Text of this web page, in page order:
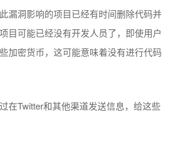
漏洞影响的项目已经有时间删除代码并
目可能已经没有开发人员了，即使用户
加密货币，这可能意味着没有进行代码
在Twitter和其他渠道发送信息，给这些